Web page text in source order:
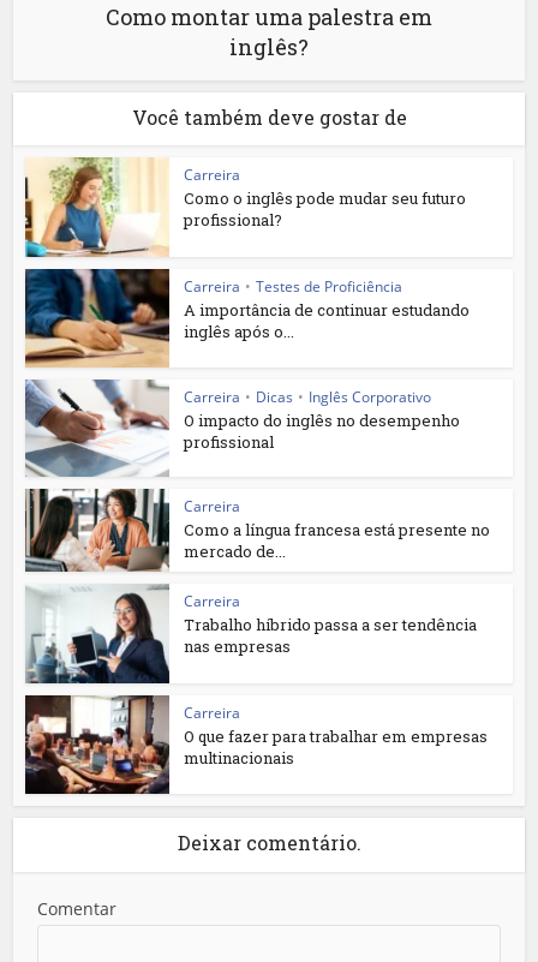
Como montar uma palestra em
inglês?
Você também deve gostar de
Carreira
Como o inglês pode mudar seu futuro
profissional?
Carreira • Testes de Proficiência
A importância de continuar estudando
inglês após o...
Carreira • Dicas • Inglês Corporativo
O impacto do inglês no desempenho
profissional
Carreira
Como a língua francesa está presente no
mercado de...
Carreira
Trabalho híbrido passa a ser tendência
nas empresas
Carreira
O que fazer para trabalhar em empresas
multinacionais
Deixar comentário.
Comentar